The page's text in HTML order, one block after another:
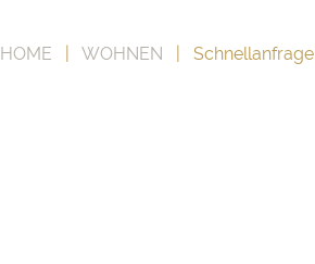
HOME |WOHNEN | Schnellanfrage